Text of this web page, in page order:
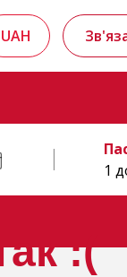
:(
UAH
1